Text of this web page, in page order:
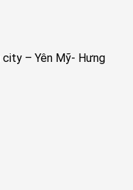
– Yên Mỹ- Hưng